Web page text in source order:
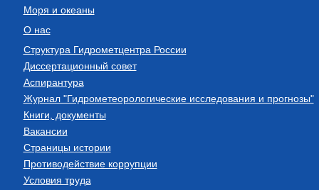
Моря и океаны
О нас
Структура Гидрометцентра России
Диссертационный совет
Аспирантура
Журнал "Гидрометеорологические исследования и прогнозы"
Книги, документы
Вакансии
Страницы истории
Противодействие коррупции
Условия труда